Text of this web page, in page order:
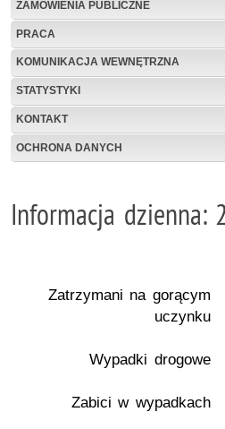
ZAMÓWIENIA PUBLICZNE
PRACA
KOMUNIKACJA WEWNĘTRZNA
STATYSTYKI
KONTAKT
OCHRONA DANYCH
Informacja dzienna:
Zatrzymani na gorącym
uczynku
Wypadki drogowe
Zabici w wypadkach